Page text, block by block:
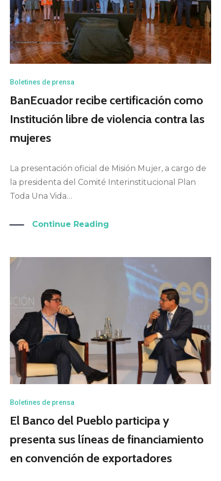
Boletines de prensa
BanEcuador recibe certificación como
Institución libre de violencia contra las
mujeres
La presentación oficial de Misión Mujer, a cargo de
la presidenta del Comité Interinstitucional Plan
Toda Una Vida…
Continue Reading
Boletines de prensa
El Banco del Pueblo participa y
presenta sus líneas de financiamiento
en convención de exportadores